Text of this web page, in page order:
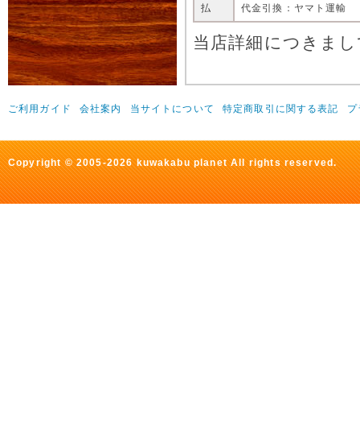
払
代金引換：ヤマト運輸
当店詳細につきま
ご利用ガイド 会社案内 当サイトについて 特定商取引に関する表記 プ
Copyright © 2005-2026 kuwakabu planet All rights reserved.